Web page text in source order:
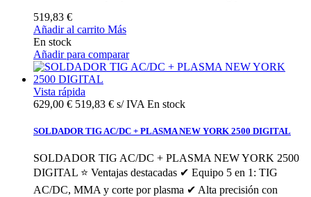
519,83 €
Añadir al carrito Más
En stock
Añadir para comparar
Vista rápida
629,00 € 519,83 € s/ IVA En stock
SOLDADOR TIG AC/DC + PLASMA NEW YORK 2500 DIGITAL
SOLDADOR TIG AC/DC + PLASMA NEW YORK 2500
DIGITAL ⭐ Ventajas destacadas ✔ Equipo 5 en 1: TIG
AC/DC, MMA y corte por plasma ✔ Alta precisión con